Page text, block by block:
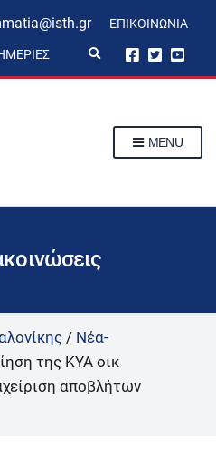
ΕΠΙΚΟΙΝΩΝΊΑ
p
m
MENU
/ Νέα-
της ΚΥΑ οικ
αποβλήτων